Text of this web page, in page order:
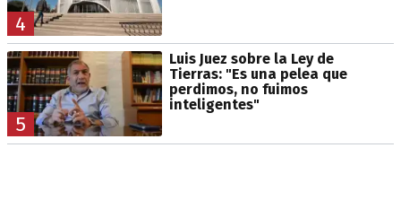
4
5
Luis Juez sobre la Ley de
Tierras: "Es una pelea que
perdimos, no fuimos
inteligentes"